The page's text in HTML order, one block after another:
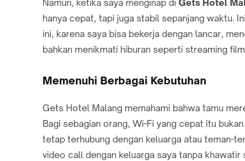
Namun, ketika saya menginap di Gets Hotel
hanya cepat, tapi juga stabil sepanjang waktu.
ini, karena saya bisa bekerja dengan lancar,
bahkan menikmati hiburan seperti streaming
Memenuhi Berbagai Kebutuhan
Gets Hotel Malang memahami bahwa tamu
Bagi sebagian orang, Wi-Fi yang cepat itu
tetap terhubung dengan keluarga atau teman-
video call dengan keluarga saya tanpa